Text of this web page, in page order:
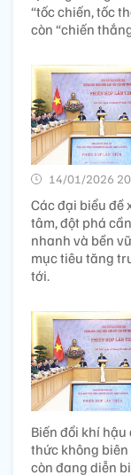
“tốc chiến, tốc
còn “chiến
14/01/2026
Các đại biểu đề
tâm, đột phá
nhanh và bền
mục tiêu tăng
tới.
Biến đổi khí
thức không
còn đang diễn